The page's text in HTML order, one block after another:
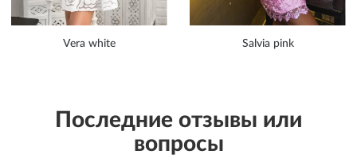
Vera white Salvia pink
Последние отзывы или
вопросы